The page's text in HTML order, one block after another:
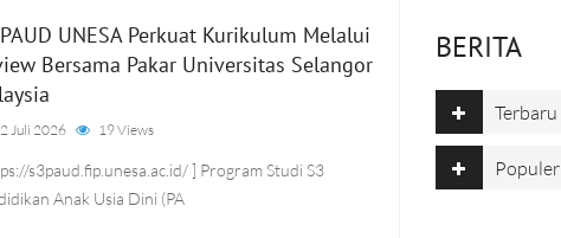
UNESA Perkuat Kurikulum Melalui
Bersama Pakar Universitas Selangor
Juli 2026 19 Views
s3paud.fip.unesa.ac.id/ ] Program Studi S3
Anak Usia Dini (PA
BERITA
Terbaru
Populer